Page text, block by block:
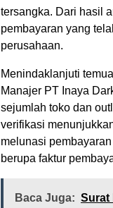
tersangka. Dari hasil
pembayaran yang
perusahaan.
Menindaklanjuti
Manajer PT Inaya
sejumlah toko dan
verifikasi
melunasi
berupa faktur
Baca Juga: Surat